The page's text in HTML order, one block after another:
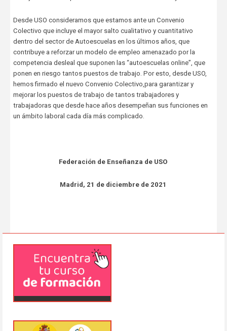
Desde USO consideramos que estamos ante un Convenio
Colectivo que incluye el mayor salto cualitativo y cuantitativo
dentro del sector de Autoescuelas en los últimos años, que
contribuye a reforzar un modelo de empleo amenazado por la
competencia desleal que suponen las “autoescuelas online”, que
ponen en riesgo tantos puestos de trabajo. Por esto, desde USO,
hemos firmado el nuevo Convenio Colectivo,para garantizar y
mejorar los puestos de trabajo de tantos trabajadores y
trabajadoras que desde hace años desempeñan sus funciones en
un ámbito laboral cada día más complicado.
Federación de Enseñanza de USO
Madrid, 21 de diciembre de 2021